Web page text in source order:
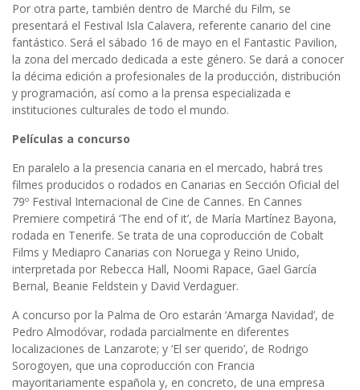
Por otra parte, también dentro de Marché du Film, se
presentará el Festival Isla Calavera, referente canario del cine
fantástico. Será el sábado 16 de mayo en el Fantastic Pavilion,
la zona del mercado dedicada a este género. Se dará a conocer
la décima edición a profesionales de la producción, distribución
y programación, así como a la prensa especializada e
instituciones culturales de todo el mundo.
Películas a concurso
En paralelo a la presencia canaria en el mercado, habrá tres
filmes producidos o rodados en Canarias en Sección Oficial del
79º Festival Internacional de Cine de Cannes. En Cannes
Premiere competirá ‘The end of it’, de María Martínez Bayona,
rodada en Tenerife. Se trata de una coproducción de Cobalt
Films y Mediapro Canarias con Noruega y Reino Unido,
interpretada por Rebecca Hall, Noomi Rapace, Gael García
Bernal, Beanie Feldstein y David Verdaguer.
A concurso por la Palma de Oro estarán ‘Amarga Navidad’, de
Pedro Almodóvar, rodada parcialmente en diferentes
localizaciones de Lanzarote; y ‘El ser querido’, de Rodrigo
Sorogoyen, que una coproducción con Francia
mayoritariamente española y, en concreto, de una empresa